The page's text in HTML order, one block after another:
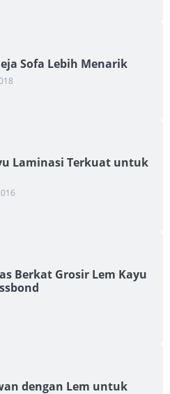
Sofa Lebih Menarik
Laminasi Terkuat untuk
Berkat Grosir Lem Kayu
dengan Lem untuk